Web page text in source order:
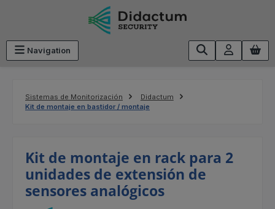
Saltar al contenido principal
Navigation
Sistemas de Monitorización
Didactum
Kit de montaje en bastidor / montaje
Kit de montaje en rack para 2
unidades de extensión de
sensores analógicos